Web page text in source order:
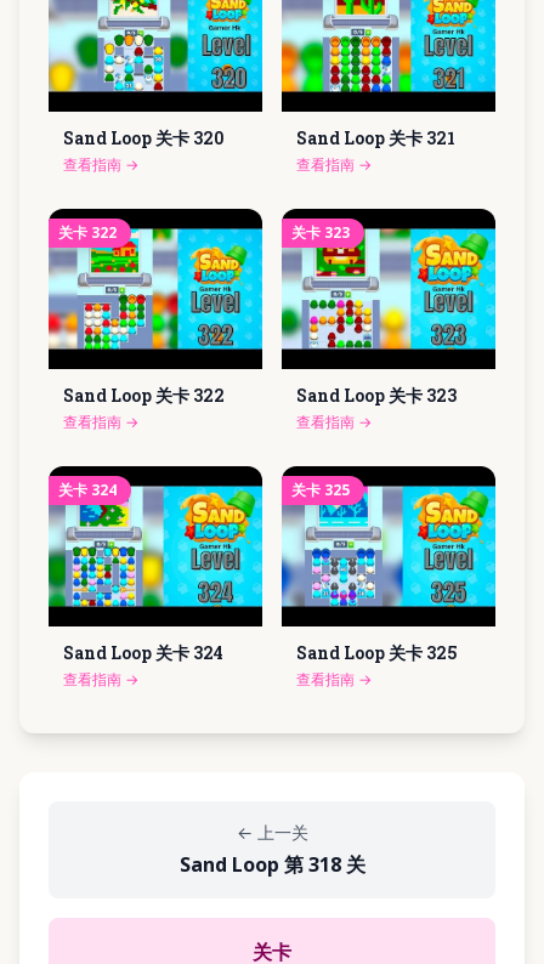
Sand Loop 关卡 320
查看指南 →
Sand Loop 关卡 321
查看指南 →
关卡 322
Sand Loop 关卡 322
查看指南 →
关卡 323
Sand Loop 关卡 323
查看指南 →
关卡 324
Sand Loop 关卡 324
查看指南 →
关卡 325
Sand Loop 关卡 325
查看指南 →
← 上一关
Sand Loop 第 318 关
关卡